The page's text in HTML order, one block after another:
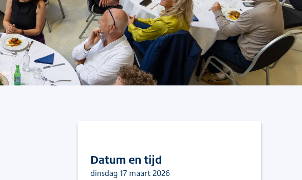
Datum en tijd
dinsdag 17 maart 2026